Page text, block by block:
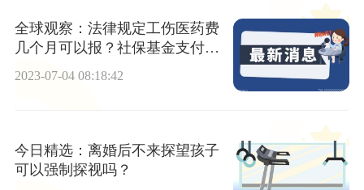
全球观察：法律规定工伤医药费
几个月可以报？社保基金支付工
2023-07-04 08:18:42
今日精选：离婚后不来探望孩子
可以强制探视吗？